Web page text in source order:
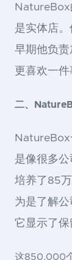
NatureBox
是实体店
早期他负
更喜欢一件
二、
NatureBox
是像很多
培养了85
为是了解
它显示了保
这850,000